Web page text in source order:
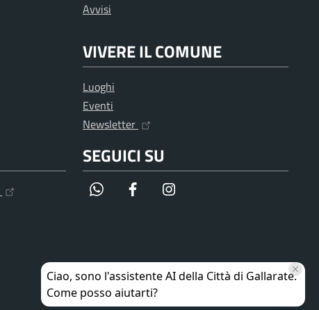
Avvisi
VIVERE IL COMUNE
Luoghi
Eventi
Newsletter
SEGUICI SU
WhatsApp Facebook